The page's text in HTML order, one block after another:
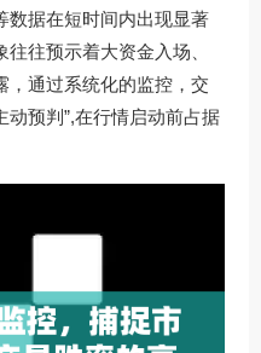
数据在短时间内出现显著
往预示着大资金入场、
，通过系统化的监控，交
动预判”,在行情启动前占据